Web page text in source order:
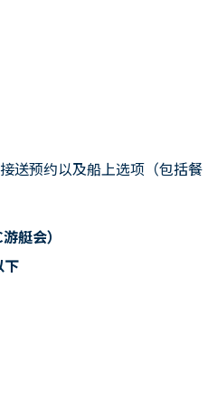
送预约以及船上选项（包括餐
艇会）
下